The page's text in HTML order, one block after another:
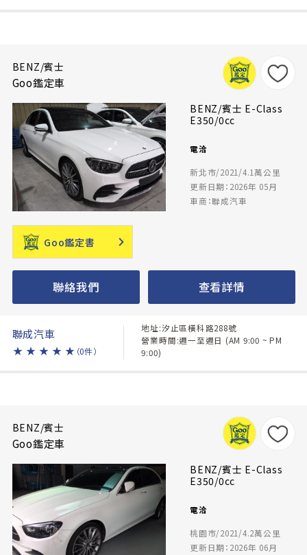
BENZ/賓士
Goo鑑定車
BENZ/賓士 E-Class
E350/0cc
電洽
新北市/2021/4.1萬公里
更新日期：2026年 05月
車商：聯成汽車
Goo鑑定書
聯絡我們 查看詳情
聯成汽車
★ ★ ★ ★ ★ （0件）
地址:汐止區橫科路288號
營業時間:週一至週日 (AM 9:00 ~ PM
9:00)
BENZ/賓士
Goo鑑定車
BENZ/賓士 E-Class
E350/0cc
電洽
桃園市/2021/4.2萬公里
更新日期：2026年 06月